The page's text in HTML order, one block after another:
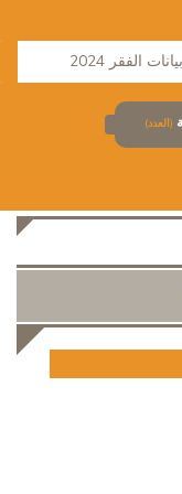
الفقر 2024
(العدد)